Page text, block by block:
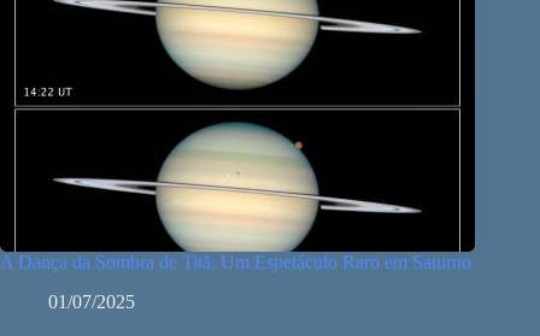
A Dança da Sombra de Titã: Um Espetáculo Raro em Saturno
01/07/2025